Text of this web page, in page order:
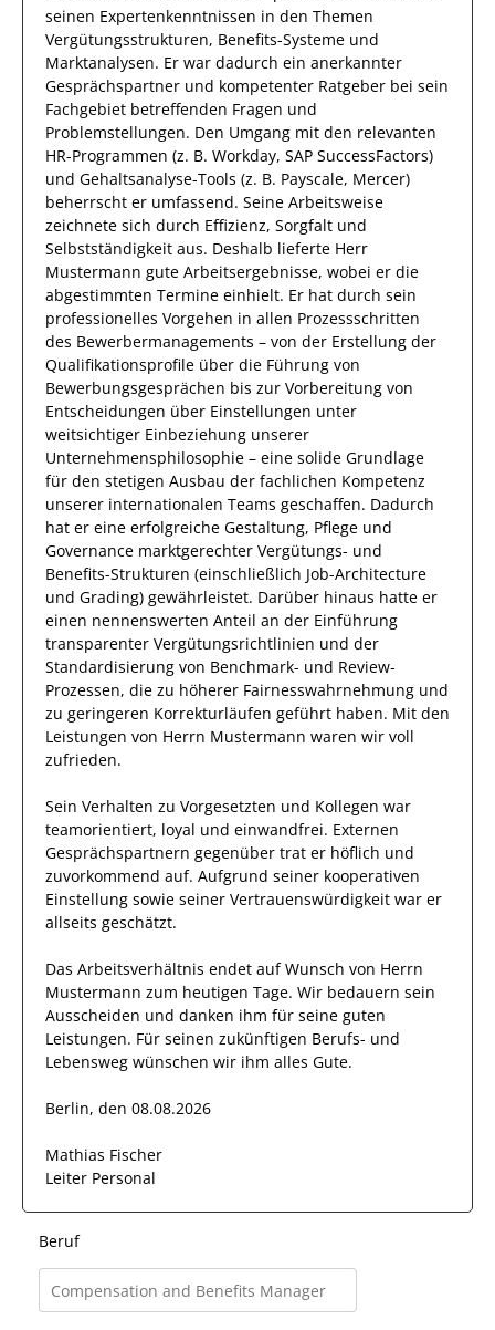
seinen Expertenkenntnissen in den Themen
Vergütungsstrukturen, Benefits-Systeme und
Marktanalysen. Er war dadurch ein anerkannter
Gesprächspartner und kompetenter Ratgeber bei sein
Fachgebiet betreffenden Fragen und
Problemstellungen. Den Umgang mit den relevanten
HR-Programmen (z. B. Workday, SAP SuccessFactors)
und Gehaltsanalyse-Tools (z. B. Payscale, Mercer)
beherrscht er umfassend. Seine Arbeitsweise
zeichnete sich durch Effizienz, Sorgfalt und
Selbstständigkeit aus. Deshalb lieferte Herr
Mustermann gute Arbeitsergebnisse, wobei er die
abgestimmten Termine einhielt. Er hat durch sein
professionelles Vorgehen in allen Prozessschritten
des Bewerbermanagements – von der Erstellung der
Qualifikationsprofile über die Führung von
Bewerbungsgesprächen bis zur Vorbereitung von
Entscheidungen über Einstellungen unter
weitsichtiger Einbeziehung unserer
Unternehmensphilosophie – eine solide Grundlage
für den stetigen Ausbau der fachlichen Kompetenz
unserer internationalen Teams geschaffen. Dadurch
hat er eine erfolgreiche Gestaltung, Pflege und
Governance marktgerechter Vergütungs- und
Benefits-Strukturen (einschließlich Job-Architecture
und Grading) gewährleistet. Darüber hinaus hatte er
einen nennenswerten Anteil an der Einführung
transparenter Vergütungsrichtlinien und der
Standardisierung von Benchmark- und Review-
Prozessen, die zu höherer Fairnesswahrnehmung und
zu geringeren Korrekturläufen geführt haben. Mit den
Leistungen von Herrn Mustermann waren wir voll
zufrieden.
Sein Verhalten zu Vorgesetzten und Kollegen war
teamorientiert, loyal und einwandfrei. Externen
Gesprächspartnern gegenüber trat er höflich und
zuvorkommend auf. Aufgrund seiner kooperativen
Einstellung sowie seiner Vertrauenswürdigkeit war er
allseits geschätzt.
Das Arbeitsverhältnis endet auf Wunsch von Herrn
Mustermann zum heutigen Tage. Wir bedauern sein
Ausscheiden und danken ihm für seine guten
Leistungen. Für seinen zukünftigen Berufs- und
Lebensweg wünschen wir ihm alles Gute.
Berlin, den 08.08.2026
Mathias Fischer
Leiter Personal
Beruf